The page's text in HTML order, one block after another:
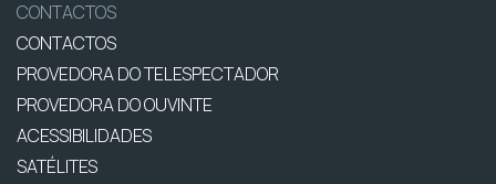
CONTACTOS
CONTACTOS
PROVEDORA DO TELESPECTADOR
PROVEDORA DO OUVINTE
ACESSIBILIDADES
SATÉLITES